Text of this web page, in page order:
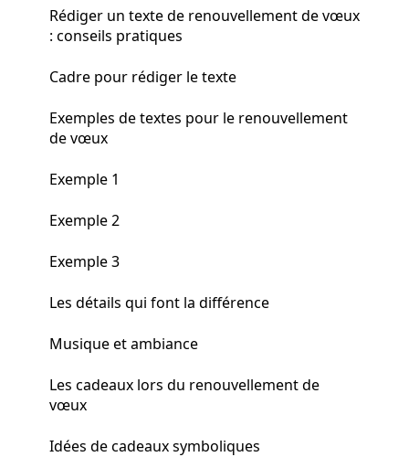
Rédiger un texte de renouvellement de vœux
: conseils pratiques
Cadre pour rédiger le texte
Exemples de textes pour le renouvellement
de vœux
Exemple 1
Exemple 2
Exemple 3
Les détails qui font la différence
Musique et ambiance
Les cadeaux lors du renouvellement de
vœux
Idées de cadeaux symboliques